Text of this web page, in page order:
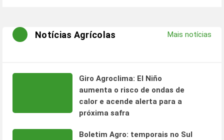
Notícias Agrícolas Mais notícias
Giro Agroclima: El Niño
aumenta o risco de ondas de
calor e acende alerta para a
próxima safra
Boletim Agro: temporais no Sul